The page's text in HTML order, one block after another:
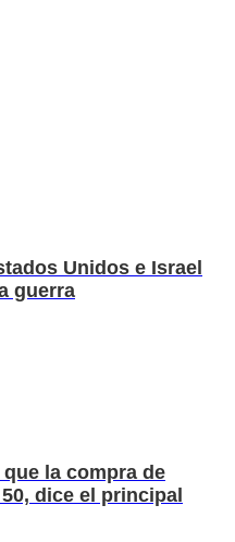
Unidos e Israel
guerra
la compra de
dice el principal